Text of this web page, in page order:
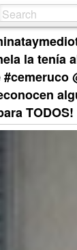
la tenía
TODOS!